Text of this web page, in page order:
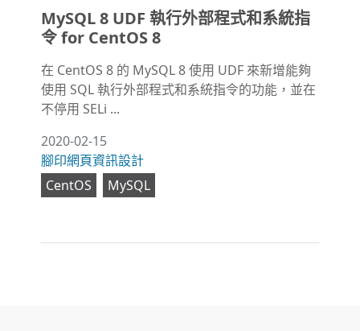
MySQL 8 UDF 執行外部程式和系統指
令 for CentOS 8
在 CentOS 8 的 MySQL 8 使用 UDF 來新增能夠
使用 SQL 執行外部程式和系統指令的功能，並在
不停用 SELi ...
2020-02-15
腳印網頁資訊設計
CentOS
MySQL